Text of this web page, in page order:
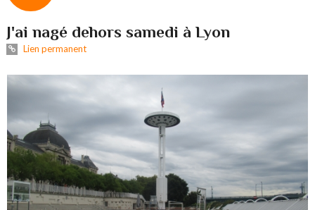
J'ai nagé dehors samedi à Lyon
Lien permanent